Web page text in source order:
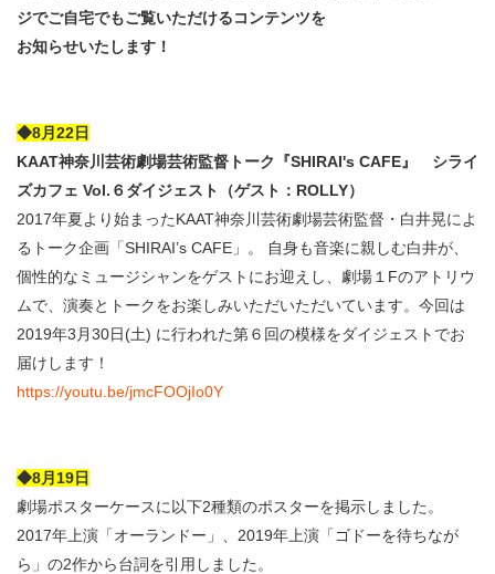
ジでご自宅でもご覧いただけるコンテンツを
お知らせいたします！
◆8月22日
KAAT神奈川芸術劇場芸術監督トーク『SHIRAI's CAFE』 シライ
ズカフェ Vol.６ダイジェスト（ゲスト：ROLLY）
2017年夏より始まったKAAT神奈川芸術劇場芸術監督・白井晃によ
るトーク企画「SHIRAI’s CAFE」。 自身も音楽に親しむ白井が、
個性的なミュージシャンをゲストにお迎えし、劇場１Fのアトリウ
ムで、演奏とトークをお楽しみいただいただいています。今回は
2019年3月30日(土) に行われた第６回の模様をダイジェストでお
届けします！
https://youtu.be/jmcFOOjIo0Y
◆8月19日
劇場ポスターケースに以下2種類のポスターを掲示しました。
2017年上演「オーランドー」、2019年上演「ゴドーを待ちなが
ら」の2作から台詞を引用しました。